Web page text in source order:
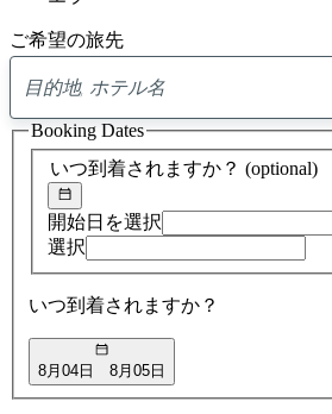
ご希望の旅先
ア
ド
バ
イ
検
索
いつ到着されますか？ (optional)
開始日を選択
選択
いつ到着されますか？
8月04日 8月05日
Booking Dates